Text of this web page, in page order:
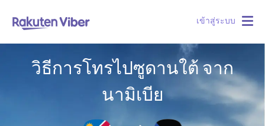
เข้าสู่ระบบ
วิธีการโทรไปซูดานใต้ จาก
นามิเบีย